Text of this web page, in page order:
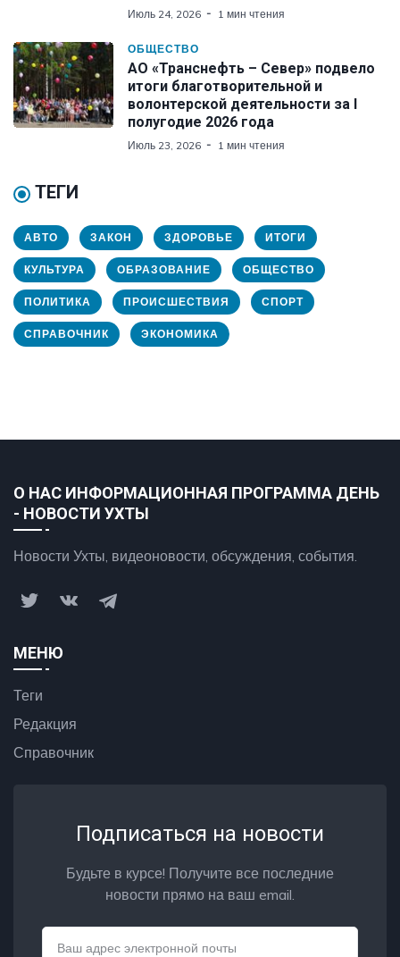
Июль 24, 2026 1 мин чтения
ОБЩЕСТВО
АО «Транснефть – Север» подвело
итоги благотворительной и
волонтерской деятельности за I
полугодие 2026 года
Июль 23, 2026 1 мин чтения
ТЕГИ
АВТО ЗАКОН ЗДОРОВЬЕ ИТОГИ
КУЛЬТУРА ОБРАЗОВАНИЕ ОБЩЕСТВО
ПОЛИТИКА ПРОИСШЕСТВИЯ СПОРТ
СПРАВОЧНИК ЭКОНОМИКА
О НАС ИНФОРМАЦИОННАЯ ПРОГРАММА ДЕНЬ
- НОВОСТИ УХТЫ
Новости Ухты, видеоновости, обсуждения, события.
МЕНЮ
Теги
Редакция
Справочник
Подписаться на новости
Будьте в курсе! Получите все последние
новости прямо на ваш email.